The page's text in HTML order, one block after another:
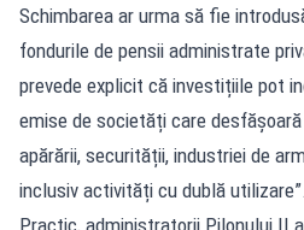
Schimbarea ar urma să fie
fondurile de pensii administrate
prevede explicit că investițiile pot
emise de societăți care
apărării, securității, industriei de
inclusiv activități cu dublă utilizare”.
Practic, administratorii Pilonului II